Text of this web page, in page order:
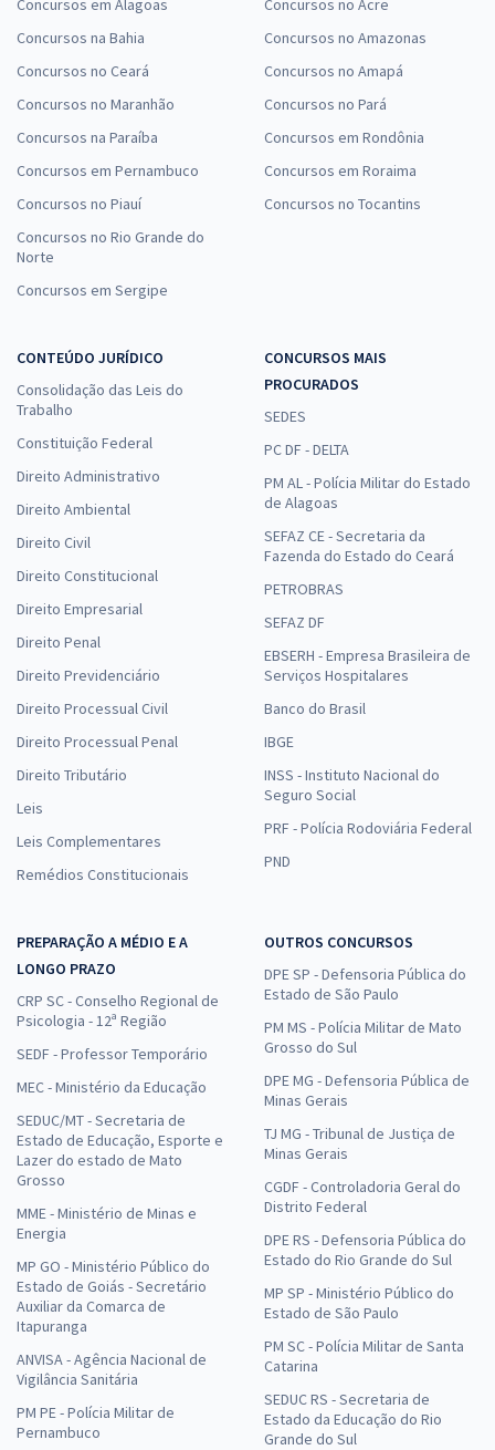
Concursos em Alagoas
Concursos na Bahia
Concursos no Ceará
Concursos no Maranhão
Concursos na Paraíba
Concursos em Pernambuco
Concursos no Piauí
Concursos no Rio Grande do
Norte
Concursos em Sergipe
Concursos no Acre
Concursos no Amazonas
Concursos no Amapá
Concursos no Pará
Concursos em Rondônia
Concursos em Roraima
Concursos no Tocantins
CONTEÚDO JURÍDICO
Consolidação das Leis do
Trabalho
Constituição Federal
Direito Administrativo
Direito Ambiental
Direito Civil
Direito Constitucional
Direito Empresarial
Direito Penal
Direito Previdenciário
Direito Processual Civil
Direito Processual Penal
Direito Tributário
Leis
Leis Complementares
Remédios Constitucionais
CONCURSOS MAIS
PROCURADOS
SEDES
PC DF - DELTA
PM AL - Polícia Militar do Estado
de Alagoas
SEFAZ CE - Secretaria da
Fazenda do Estado do Ceará
PETROBRAS
SEFAZ DF
EBSERH - Empresa Brasileira de
Serviços Hospitalares
Banco do Brasil
IBGE
INSS - Instituto Nacional do
Seguro Social
PRF - Polícia Rodoviária Federal
PND
PREPARAÇÃO A MÉDIO E A
LONGO PRAZO
CRP SC - Conselho Regional de
Psicologia - 12ª Região
SEDF - Professor Temporário
MEC - Ministério da Educação
SEDUC/MT - Secretaria de
Estado de Educação, Esporte e
Lazer do estado de Mato
Grosso
MME - Ministério de Minas e
Energia
MP GO - Ministério Público do
Estado de Goiás - Secretário
Auxiliar da Comarca de
Itapuranga
ANVISA - Agência Nacional de
Vigilância Sanitária
PM PE - Polícia Militar de
Pernambuco
OUTROS CONCURSOS
DPE SP - Defensoria Pública do
Estado de São Paulo
PM MS - Polícia Militar de Mato
Grosso do Sul
DPE MG - Defensoria Pública de
Minas Gerais
TJ MG - Tribunal de Justiça de
Minas Gerais
CGDF - Controladoria Geral do
Distrito Federal
DPE RS - Defensoria Pública do
Estado do Rio Grande do Sul
MP SP - Ministério Público do
Estado de São Paulo
PM SC - Polícia Militar de Santa
Catarina
SEDUC RS - Secretaria de
Estado da Educação do Rio
Grande do Sul